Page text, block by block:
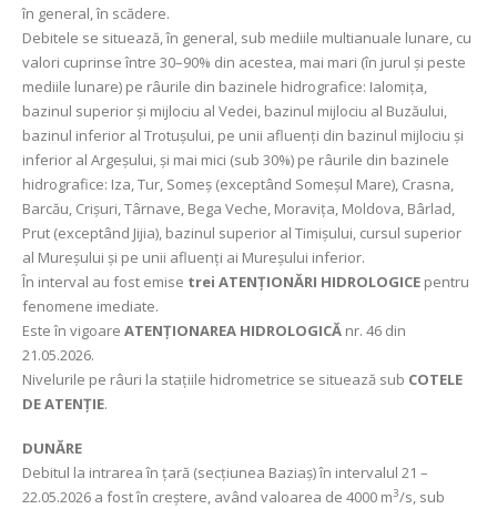
în general, în scădere.
Debitele se situează, în general, sub mediile multianuale lunare, cu
valori cuprinse între 30–90% din acestea, mai mari (în jurul și peste
mediile lunare) pe râurile din bazinele hidrografice: Ialomița,
bazinul superior și mijlociu al Vedei, bazinul mijlociu al Buzăului,
bazinul inferior al Trotușului, pe unii afluenți din bazinul mijlociu și
inferior al Argeșului, și mai mici (sub 30%) pe râurile din bazinele
hidrografice: Iza, Tur, Someș (exceptând Someșul Mare), Crasna,
Barcău, Crișuri, Târnave, Bega Veche, Moravița, Moldova, Bârlad,
Prut (exceptând Jijia), bazinul superior al Timișului, cursul superior
al Mureșului și pe unii afluenți ai Mureșului inferior.
În interval au fost emise trei ATENȚIONĂRI HIDROLOGICE pentru
fenomene imediate.
Este în vigoare ATENȚIONAREA HIDROLOGICĂ nr. 46 din
21.05.2026.
Nivelurile pe râuri la stațiile hidrometrice se situează sub COTELE
DE ATENȚIE.
DUNĂRE
Debitul la intrarea în țară (secțiunea Baziaș) în intervalul 21 –
22.05.2026 a fost în creștere, având valoarea de 4000 m3/s, sub